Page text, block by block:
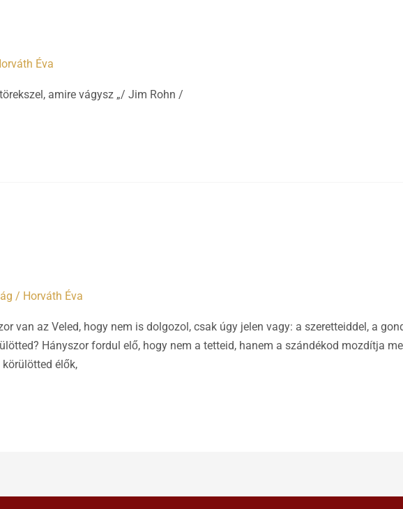
Éva
amire vágysz „/ Jim Rohn /
/ Horváth Éva
van az Veled, hogy nem is dolgozol, csak úgy jelen vagy: a szeretteiddel, a
Hányszor fordul elő, hogy nem a tetteid, hanem a szándékod mozdítja
élők,